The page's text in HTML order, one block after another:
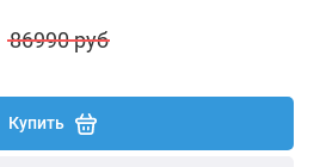
86990 руб
Купить